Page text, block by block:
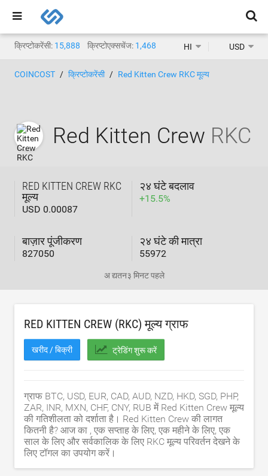
क्रिप्टोकरेंसी: 15,888 क्रिप्टोएक्सचेंज: 1,468 HI USD
COINCOST क्रिप्टोकरेंसी Red Kitten Crew RKC मूल्य
Red Kitten Crew RKC
RED KITTEN CREW RKC
मूल्य
USD 0.00087
२४ घंटे बदलाव
+15.5%
बाज़ार पूंजीकरण
827050
२४ घंटे की मात्रा
55972
अ द्यतन३ मिनट पहले
RED KITTEN CREW (RKC) मूल्य ग्राफ
खरीद / बिक्री ट्रेडिंग शुरू करें
ग्राफ BTC, USD, EUR, CAD, AUD, NZD, HKD, SGD, PHP,
ZAR, INR, MXN, CHF, CNY, RUB में Red Kitten Crew मूल्य
की गतिशीलता को दर्शाता है। Red Kitten Crew की लागत
कितनी है? आज का , एक सप्ताह के लिए, एक महीने के लिए, एक
साल के लिए और सर्वकालिक के लिए RKC मूल्य परिवर्तन देखने के
लिए टॉगल का उपयोग करें।